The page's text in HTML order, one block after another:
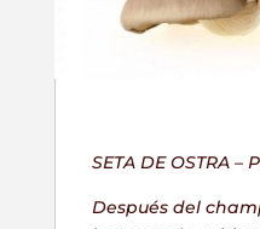
SETA DE OSTRA –
Después del